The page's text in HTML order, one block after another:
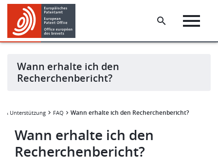
Skip
main
content
Skip
footer
Wann erhalte ich den
Recherchenbericht?
& Unterstützung FAQ Wann erhalte ich den Recherchenbericht?
Wann erhalte ich den
Recherchenbericht?